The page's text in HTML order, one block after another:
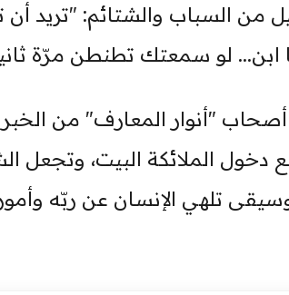
من السباب والشتائم: "تريد
ابن... لو سمعتك تطنطن مرّة
"أنوار المعارف" من
دخول الملائكة البيت،
تلهي الإنسان عن ربّه